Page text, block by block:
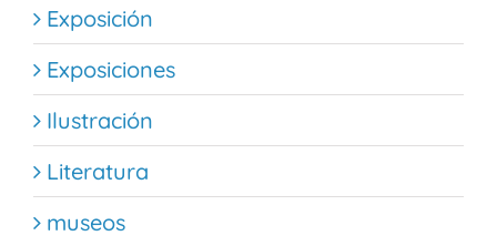
Exposición
Exposiciones
Ilustración
Literatura
museos